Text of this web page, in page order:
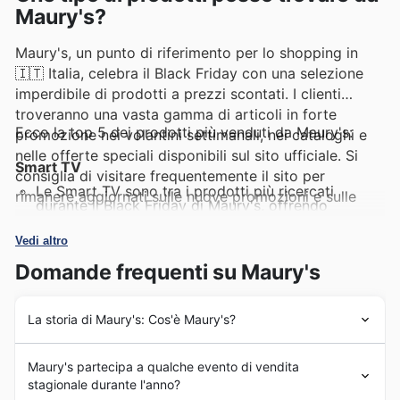
Maury's?
Maury's, un punto di riferimento per lo shopping in
🇮🇹 Italia, celebra il Black Friday con una selezione
imperdibile di prodotti a prezzi scontati. I clienti
troveranno una vasta gamma di articoli in forte
promozione nei volantini settimanali, nei cataloghi e
nelle offerte speciali disponibili sul sito ufficiale. Si
consiglia di visitare frequentemente il sito per
rimanere aggiornati sulle nuove promozioni e sulle
Ecco la top 5 dei prodotti più venduti da Maury's:
Smart TV
Le Smart TV sono tra i prodotti più ricercati
durante il Black Friday di Maury's, offrendo
Queste offerte, presenti nei volantini settimanali e
nelle promozioni speciali, garantiscono
intrattenimento di alta qualità per tutta la famiglia.
I modelli di smartphone più richiesti trovano spazio
nelle offerte Maury's per il Black Friday, attirando
un'ampia fetta di clientela alla ricerca di tecnologia
telefoni sono un punto focale dei cataloghi
Maury's, rendendoli ideali per un aggiornamento
Vedi altro
Domande frequenti su Maury's
La storia di Maury's: Cos'è Maury's?
percorso iniziato nel 1984 con l'apertura del primo
punto vendita, un momento fondamentale che ha
Maury's partecipa a qualche evento di vendita
stagionale durante l'anno?